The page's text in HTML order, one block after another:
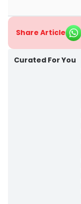
Share Article
Curated For You